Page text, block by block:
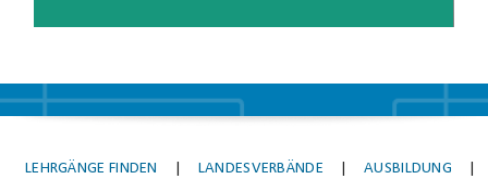
LEHRGÄNGE FINDEN LANDESVERBÄNDE AUSBILDUNG